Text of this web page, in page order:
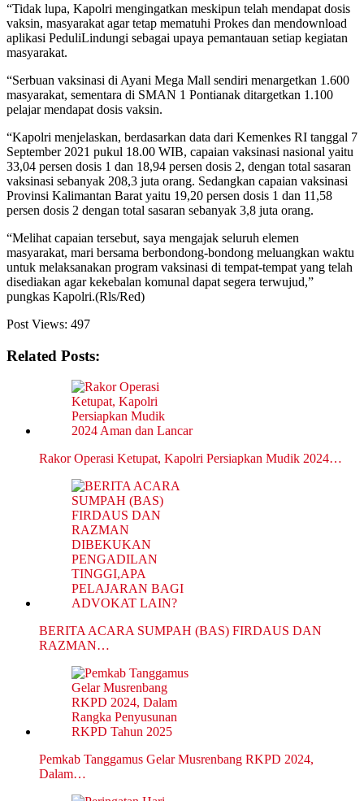
“Tidak lupa, Kapolri mengingatkan meskipun telah mendapat dosis
vaksin, masyarakat agar tetap mematuhi Prokes dan mendownload
aplikasi PeduliLindungi sebagai upaya pemantauan setiap kegiatan
masyarakat.
“Serbuan vaksinasi di Ayani Mega Mall sendiri menargetkan 1.600
masyarakat, sementara di SMAN 1 Pontianak ditargetkan 1.100
pelajar mendapat dosis vaksin.
“Kapolri menjelaskan, berdasarkan data dari Kemenkes RI tanggal 7
September 2021 pukul 18.00 WIB, capaian vaksinasi nasional yaitu
33,04 persen dosis 1 dan 18,94 persen dosis 2, dengan total sasaran
vaksinasi sebanyak 208,3 juta orang. Sedangkan capaian vaksinasi
Provinsi Kalimantan Barat yaitu 19,20 persen dosis 1 dan 11,58
persen dosis 2 dengan total sasaran sebanyak 3,8 juta orang.
“Melihat capaian tersebut, saya mengajak seluruh elemen
masyarakat, mari bersama berbondong-bondong meluangkan waktu
untuk melaksanakan program vaksinasi di tempat-tempat yang telah
disediakan agar kekebalan komunal dapat segera terwujud,”
pungkas Kapolri.(Rls/Red)
Post Views: 497
Related Posts:
Rakor Operasi Ketupat, Kapolri Persiapkan Mudik 2024…
BERITA ACARA SUMPAH (BAS) FIRDAUS DAN
RAZMAN…
Pemkab Tanggamus Gelar Musrenbang RKPD 2024,
Dalam…